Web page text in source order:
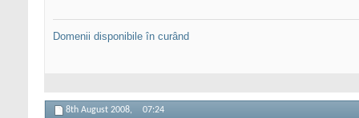
Domenii disponibile în curând
8th August 2008, 07:24